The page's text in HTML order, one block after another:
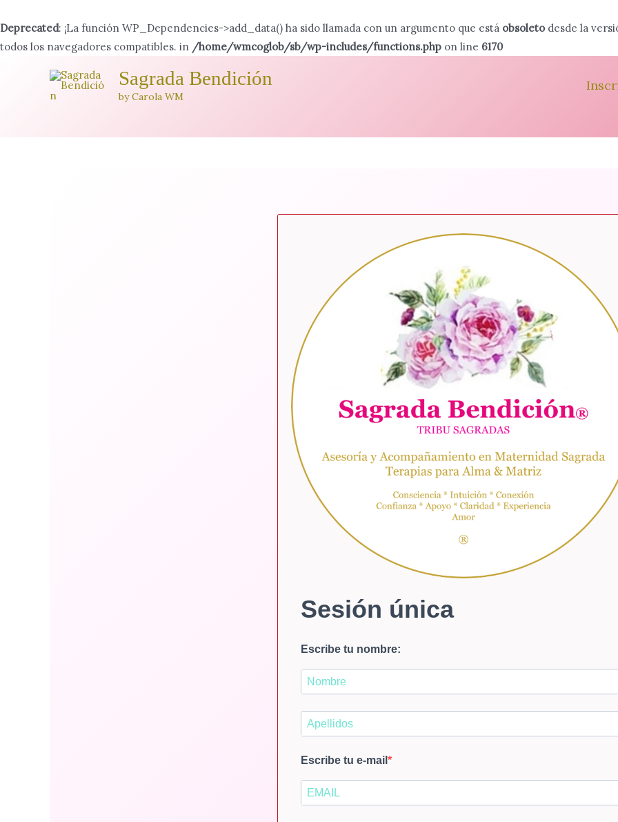
Deprecated: ¡La función WP_Dependencies->add_data() ha sido llamada con un argumento que está obsoleto desde la
todos los navegadores compatibles. in /home/wmcoglob/sb/wp-includes/functions.php on line 6170
Sagrada Bendición
by Carola WM
Sesión única
Escribe tu nombre:
Escribe tu e-mail